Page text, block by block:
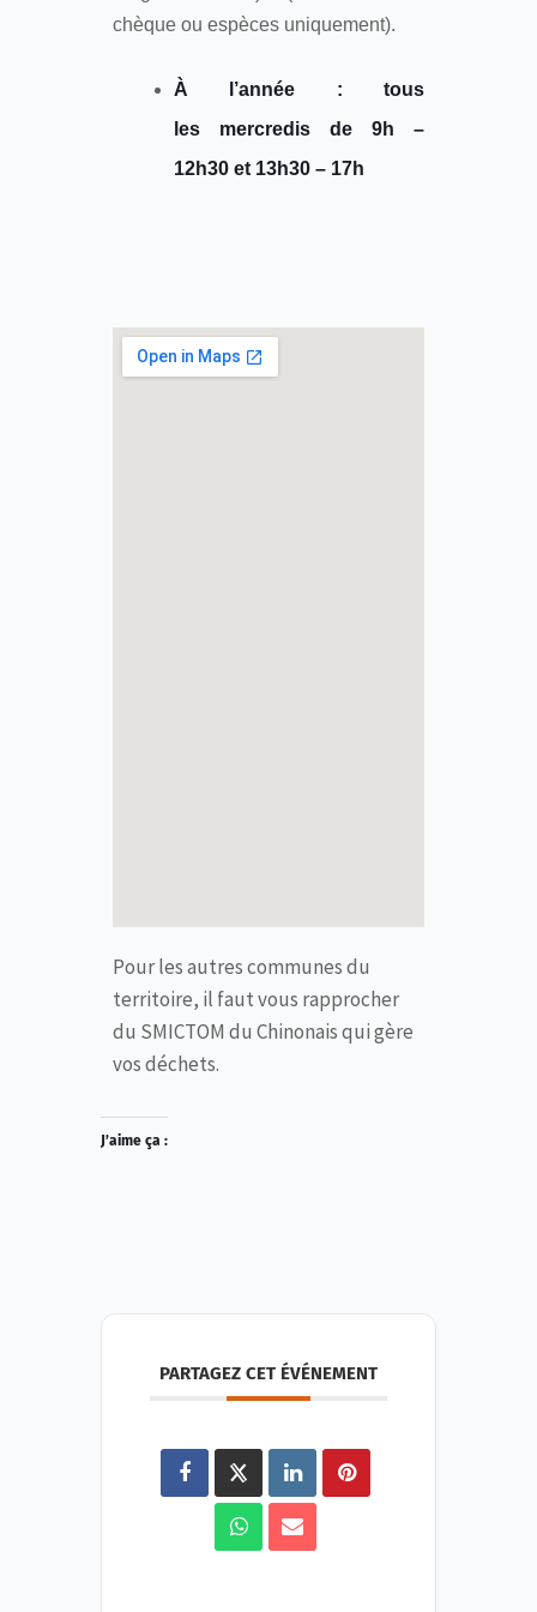
chèque ou espèces uniquement).
À l’année : tous
les mercredis de 9h –
12h30 et 13h30 – 17h
Pour les autres communes du
territoire, il faut vous rapprocher
du SMICTOM du Chinonais qui gère
vos déchets.
J’aime ça :
PARTAGEZ CET ÉVÉNEMENT